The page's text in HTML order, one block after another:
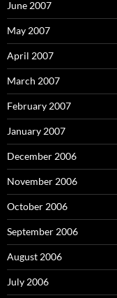
June 2007
May 2007
April 2007
March 2007
February 2007
January 2007
December 2006
November 2006
October 2006
September 2006
August 2006
July 2006